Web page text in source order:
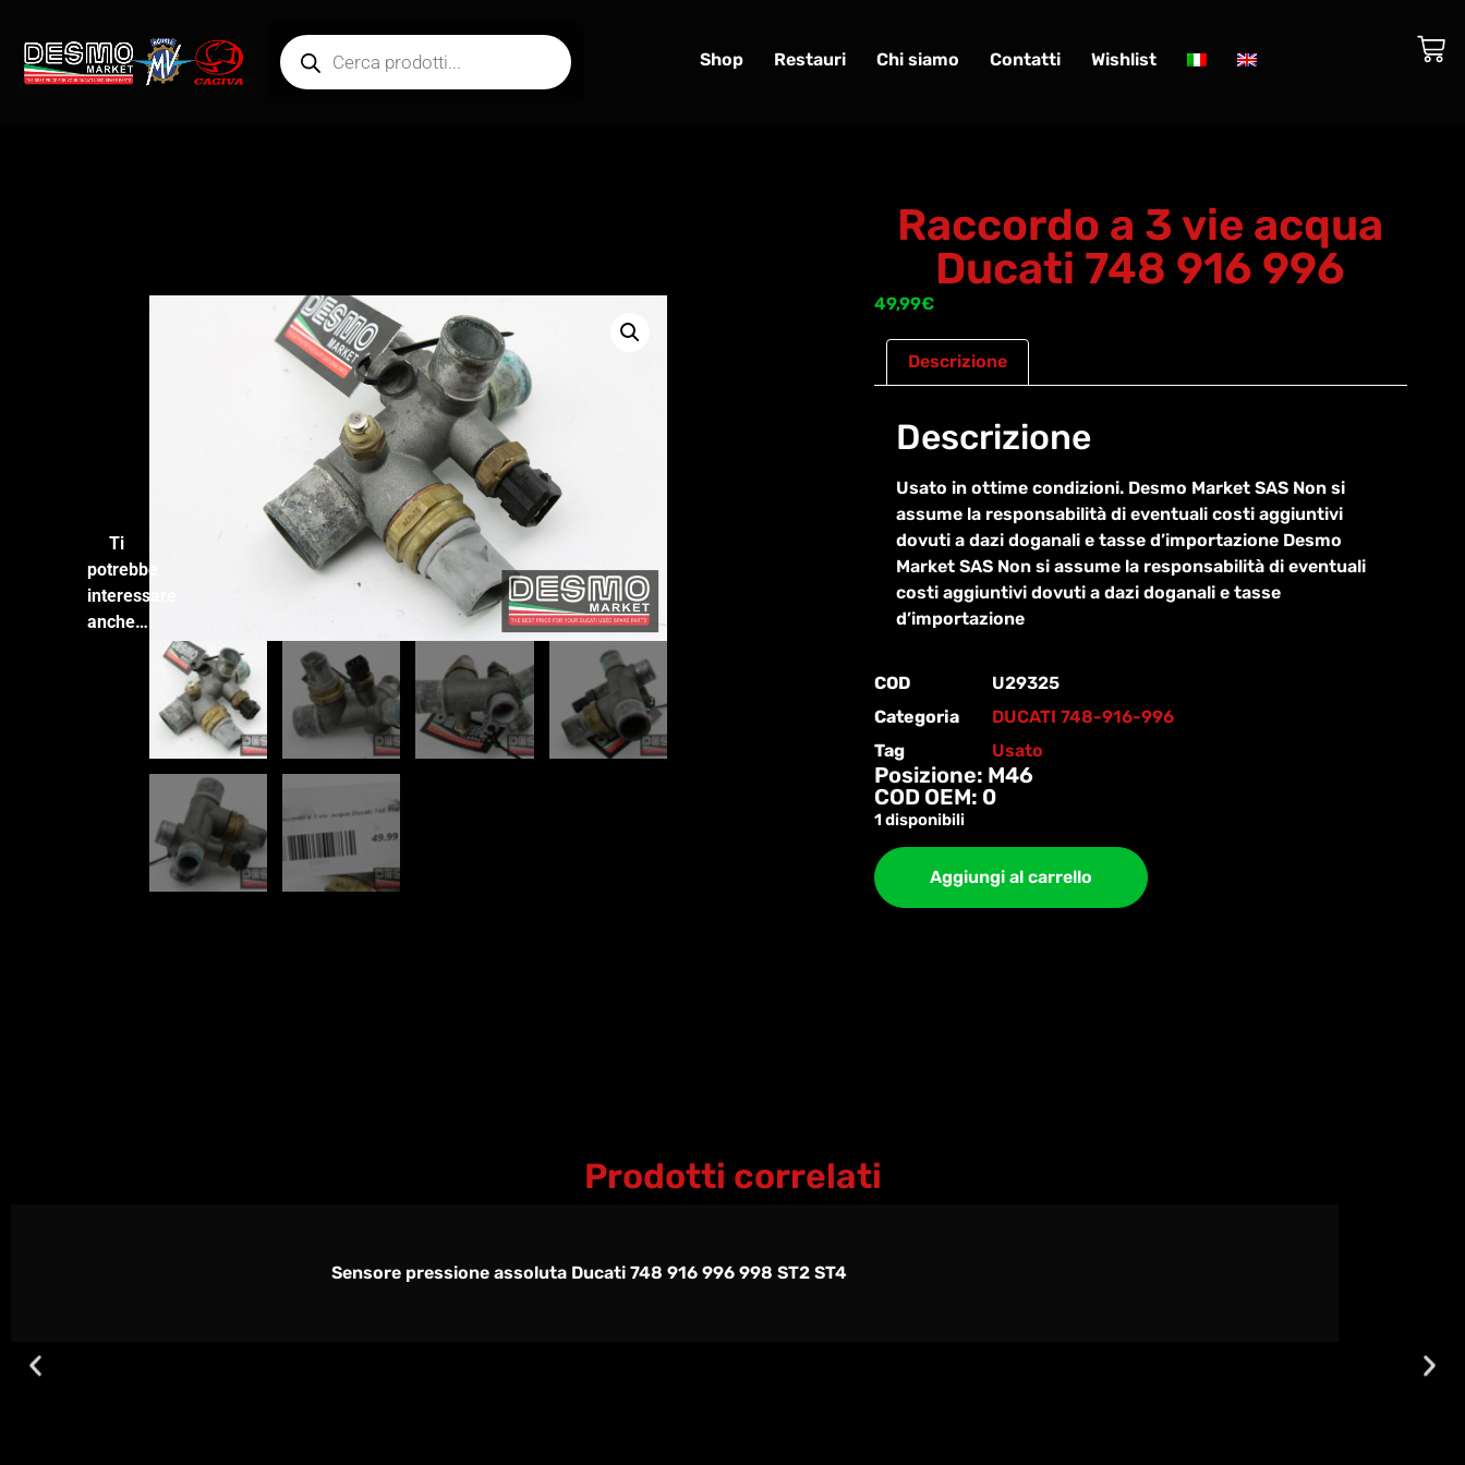
Shop Restauri Chi siamo Contatti Wishlist
Raccordo a 3 vie acqua
Ducati 748 916 996
49,99€
Descrizione
Descrizione
Usato in ottime condizioni. Desmo Market SAS Non si
assume la responsabilità di eventuali costi aggiuntivi
dovuti a dazi doganali e tasse d’importazione Desmo
Market SAS Non si assume la responsabilità di eventuali
costi aggiuntivi dovuti a dazi doganali e tasse
d’importazione
COD
U29325
Categoria
DUCATI 748-916-996
Tag
Usato
Posizione: M46
COD OEM: 0
1 disponibili
Aggiungi al carrello
Ti
potrebbe
interessare
anche…
Prodotti correlati
Sensore pressione assoluta Ducati 748 916 996 998 ST2 ST4